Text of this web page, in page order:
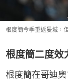
根度簡今季重返曼城，
根度簡二度效
根度簡在哥迪